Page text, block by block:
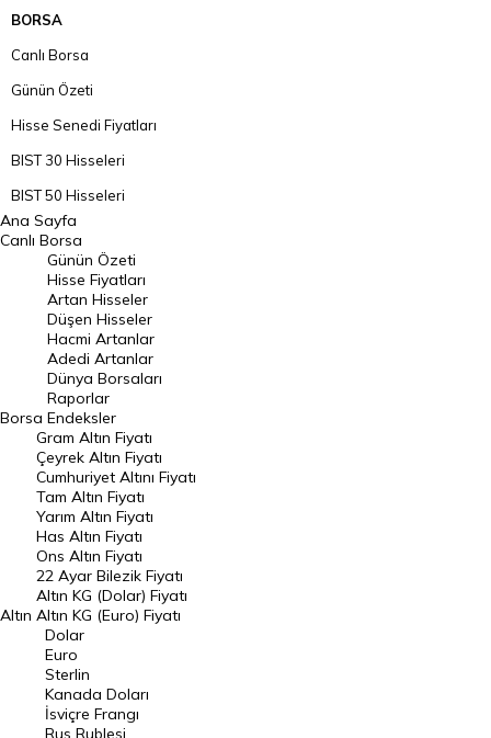
BORSA
Canlı Borsa
Günün Özeti
Hisse Senedi Fiyatları
BIST 30 Hisseleri
BIST 50 Hisseleri
BIST 100 Hisseleri
En Çok Artan Hisseler
En Çok Düşen Hisseler
Hacmi Artanlar
Geçmiş Kapanışlar
Dünya Borsaları
Raporlar
Endeksler
DÖVİZ
Döviz Kuru
Dolar Kuru
Euro Kuru
Pound Kuru
Frank Kuru
Riyal Kuru
Ana Sayfa
Canlı Borsa
Borsa
Günün Özeti
Hisse Fiyatları
Artan Hisseler
Düşen Hisseler
Hacmi Artanlar
Adedi Artanlar
Dünya Borsaları
Raporlar
Endeksler
Altın
Gram Altın Fiyatı
Çeyrek Altın Fiyatı
Cumhuriyet Altını Fiyatı
Tam Altın Fiyatı
Yarım Altın Fiyatı
Has Altın Fiyatı
Ons Altın Fiyatı
22 Ayar Bilezik Fiyatı
Altın KG (Dolar) Fiyatı
Altın KG (Euro) Fiyatı
Dolar
Euro
Sterlin
Kanada Doları
İsviçre Frangı
Rus Rublesi